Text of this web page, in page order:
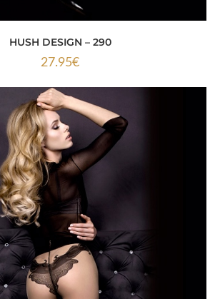
HUSH DESIGN – 290
27.95€